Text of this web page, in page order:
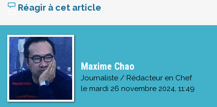
Réagir à cet article
Maxime Chao
Journaliste / Rédacteur en Chef
le mardi 26 novembre 2024, 11:49